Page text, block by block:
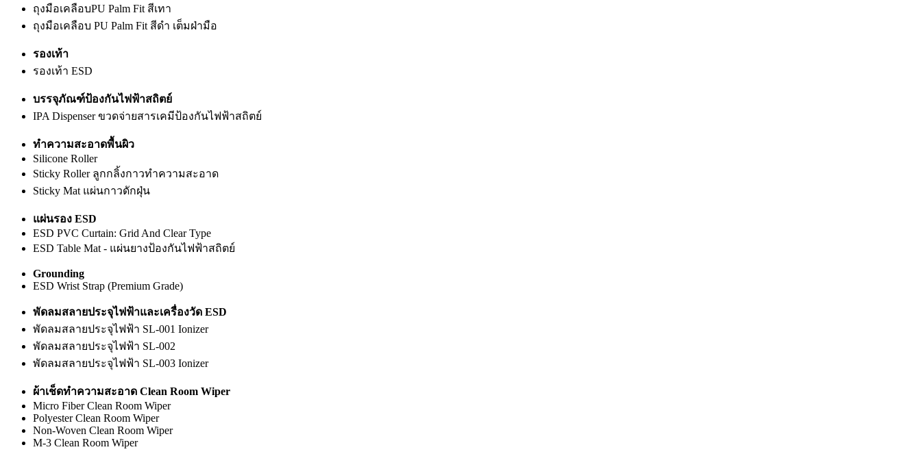
ถุงมือเคลือบPU Palm Fit สีเทา
ถุงมือเคลือบ PU Palm Fit สีดำ เต็มฝ่ามือ
รองเท้า
รองเท้า ESD
บรรจุภัณฑ์ป้องกันไฟฟ้าสถิตย์
IPA Dispenser ขวดจ่ายสารเคมีป้องกันไฟฟ้าสถิตย์
ทำความสะอาดพื้นผิว
Silicone Roller
Sticky Roller ลูกกลิ้งกาวทำความสะอาด
Sticky Mat แผ่นกาวดักฝุ่น
แผ่นรอง ESD
ESD PVC Curtain: Grid And Clear Type
ESD Table Mat - แผ่นยางป้องกันไฟฟ้าสถิตย์
Grounding
ESD Wrist Strap (Premium Grade)
พัดลมสลายประจุไฟฟ้าและเครื่องวัด ESD
พัดลมสลายประจุไฟฟ้า SL-001 Ionizer
พัดลมสลายประจุไฟฟ้า SL-002
พัดลมสลายประจุไฟฟ้า SL-003 Ionizer
ผ้าเช็ดทำความสะอาด Clean Room Wiper
Micro Fiber Clean Room Wiper
Polyester Clean Room Wiper
Non-Woven Clean Room Wiper
M-3 Clean Room Wiper